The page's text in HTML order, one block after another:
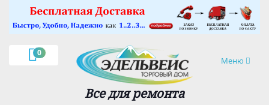
0
Навигация
Меню
Все для ремонта
×